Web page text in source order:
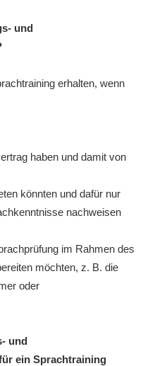
und
erhalten, wenn
haben und damit von
könnten und dafür nur
nachweisen
im Rahmen des
möchten, z. B. die
oder
und
ein Sprachtraining